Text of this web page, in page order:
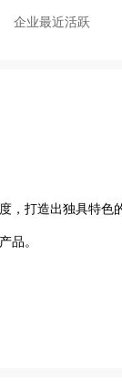
企业最近活跃
，打造出独具特色
品。